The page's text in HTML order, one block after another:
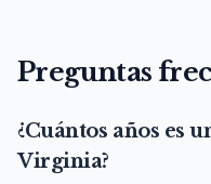
Preguntas
¿Cuántos años es
Virginia?